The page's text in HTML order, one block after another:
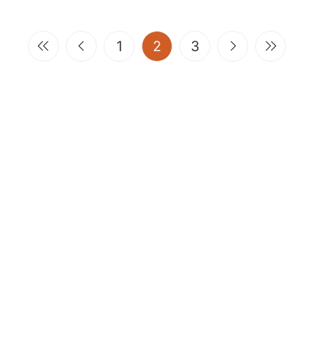
1 2 (current)
3